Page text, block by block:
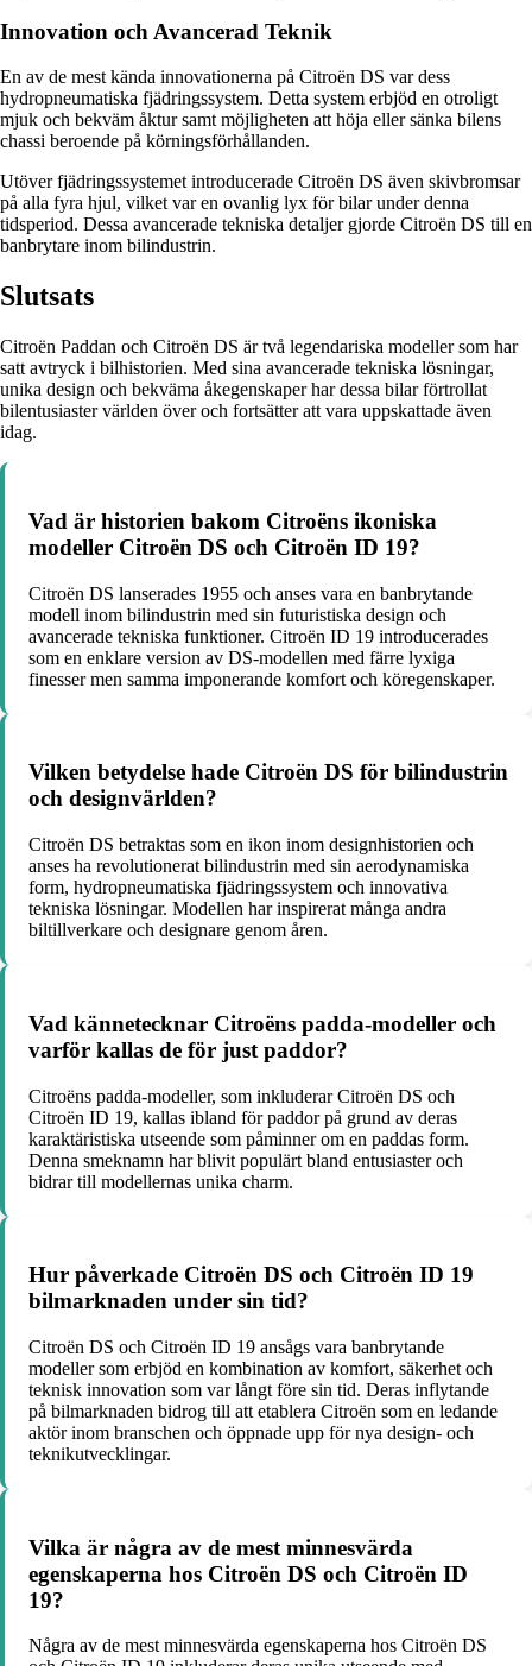
Innovation och Avancerad Teknik
En av de mest kända innovationerna på Citroën DS var dess
hydropneumatiska fjädringssystem. Detta system erbjöd en otroligt
mjuk och bekväm åktur samt möjligheten att höja eller sänka bilens
chassi beroende på körningsförhållanden.
Utöver fjädringssystemet introducerade Citroën DS även skivbromsar
på alla fyra hjul, vilket var en ovanlig lyx för bilar under denna
tidsperiod. Dessa avancerade tekniska detaljer gjorde Citroën DS till en
banbrytare inom bilindustrin.
Slutsats
Citroën Paddan och Citroën DS är två legendariska modeller som har
satt avtryck i bilhistorien. Med sina avancerade tekniska lösningar,
unika design och bekväma åkegenskaper har dessa bilar förtrollat
bilentusiaster världen över och fortsätter att vara uppskattade även
idag.
Vad är historien bakom Citroëns ikoniska
modeller Citroën DS och Citroën ID 19?
Citroën DS lanserades 1955 och anses vara en banbrytande
modell inom bilindustrin med sin futuristiska design och
avancerade tekniska funktioner. Citroën ID 19 introducerades
som en enklare version av DS-modellen med färre lyxiga
finesser men samma imponerande komfort och köregenskaper.
Vilken betydelse hade Citroën DS för bilindustrin
och designvärlden?
Citroën DS betraktas som en ikon inom designhistorien och
anses ha revolutionerat bilindustrin med sin aerodynamiska
form, hydropneumatiska fjädringssystem och innovativa
tekniska lösningar. Modellen har inspirerat många andra
biltillverkare och designare genom åren.
Vad kännetecknar Citroëns padda-modeller och
varför kallas de för just paddor?
Citroëns padda-modeller, som inkluderar Citroën DS och
Citroën ID 19, kallas ibland för paddor på grund av deras
karaktäristiska utseende som påminner om en paddas form.
Denna smeknamn har blivit populärt bland entusiaster och
bidrar till modellernas unika charm.
Hur påverkade Citroën DS och Citroën ID 19
bilmarknaden under sin tid?
Citroën DS och Citroën ID 19 ansågs vara banbrytande
modeller som erbjöd en kombination av komfort, säkerhet och
teknisk innovation som var långt före sin tid. Deras inflytande
på bilmarknaden bidrog till att etablera Citroën som en ledande
aktör inom branschen och öppnade upp för nya design- och
teknikutvecklingar.
Vilka är några av de mest minnesvärda
egenskaperna hos Citroën DS och Citroën ID
19?
Några av de mest minnesvärda egenskaperna hos Citroën DS